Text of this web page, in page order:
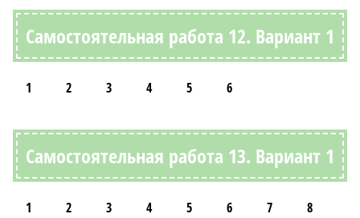
Самостоятельная работа 12. Вариант 1
1 2 3 4 5 6
Самостоятельная работа 13. Вариант 1
1 2 3 4 5 6 7
8